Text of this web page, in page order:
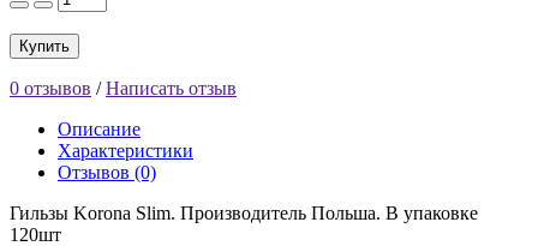
Купить
0 отзывов /Написать отзыв
Описание
Характеристики
Отзывов (0)
Гильзы Korona Slim. Производитель Польша. В упаковке
120шт